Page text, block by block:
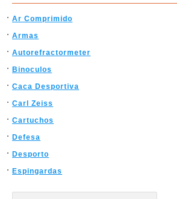
Ar Comprimido
Armas
Autorefractormeter
Binoculos
Caca Desportiva
Carl Zeiss
Cartuchos
Defesa
Desporto
Espingardas